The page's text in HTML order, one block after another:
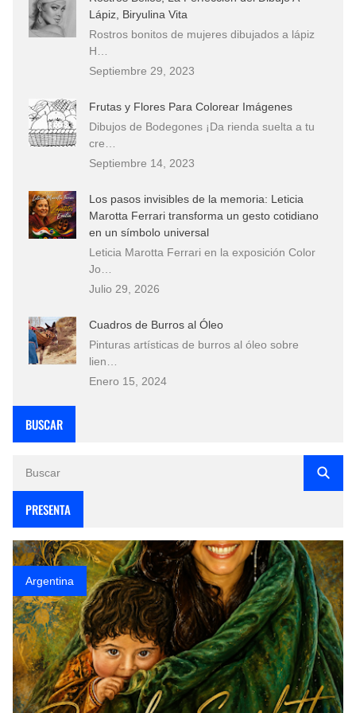
Lápiz, Biryulina Vita
Rostros bonitos de mujeres dibujados a lápiz
H…
Septiembre 29, 2023
Frutas y Flores Para Colorear Imágenes
Dibujos de Bodegones ¡Da rienda suelta a tu
cre…
Septiembre 14, 2023
Los pasos invisibles de la memoria: Leticia
Marotta Ferrari transforma un gesto cotidiano
en un símbolo universal
Leticia Marotta Ferrari en la exposición Color
Jo…
Julio 29, 2026
Cuadros de Burros al Óleo
Pinturas artísticas de burros al óleo sobre
lien…
Enero 15, 2024
BUSCAR
PRESENTA
Argentina